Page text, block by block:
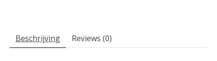
Beschrijving Reviews (0)